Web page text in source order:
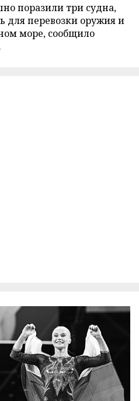
поразили три судна,
для перевозки оружия и
море, сообщило